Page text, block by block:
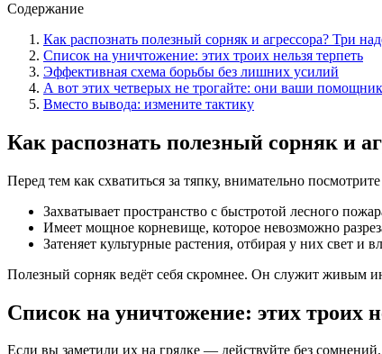
Содержание
Как распознать полезный сорняк и агрессора? Три
Список на уничтожение: этих троих нельзя терпеть
Эффективная схема борьбы без лишних усилий
А вот этих четверых не трогайте: они ваши
Вместо вывода: измените тактику
Как распознать полезный сорняк и
Перед тем как схватиться за тяпку, внимательно
Захватывает пространство с быстротой лесного
Имеет мощное корневище, которое невозможно
Затеняет культурные растения, отбирая у них свет и
Полезный сорняк ведёт себя скромнее. Он служит живым
Список на уничтожение: этих троих
Если вы заметили их на грядке — действуйте без